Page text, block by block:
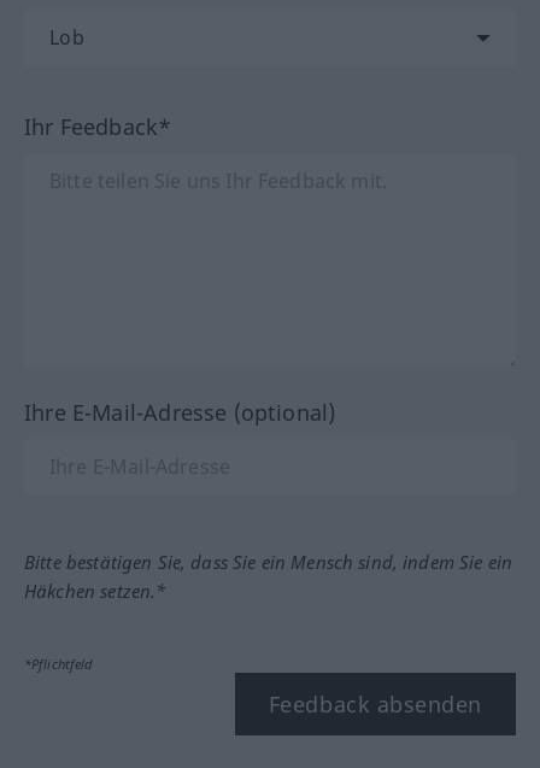
Ihr Feedback*
Ihre E-Mail-Adresse (optional)
Bitte bestätigen Sie, dass Sie ein Mensch sind, indem Sie ein
Häkchen setzen.*
*Pflichtfeld
Feedback absenden